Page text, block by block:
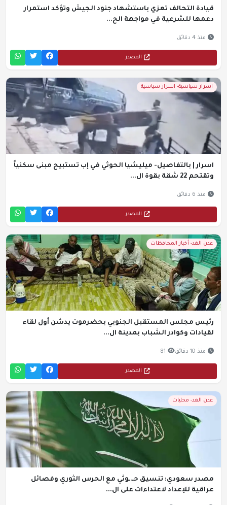
قيادة التحالف تعزي باستشهاد جنود الجيش وتؤكد استمرار
دعمها للشرعية في مواجهة الح...
منذ 4 دقائق
المصدر
اسرار سياسية- اسرار سياسية
اسرار | بالتفاصيل- ميليشيا الحوثي في إب تستبيح مبنى سكنياً
وتقتحم 22 شقة بقوة ال...
منذ 6 دقائق
المصدر
عدن الغد- أخبار المحافظات
رئيس مجلس المستقبل الجنوبي بحضرموت يدشن أول لقاء
لقيادات وكوادر الشباب بمدينة ال...
منذ 10 دقائق 81
المصدر
عدن الغد- محليات
مصدر سعودي: تنسيق حـ.ـوثي مع الحرس الثوري وفصائل
عراقية للإعداد لاعتداءات على ال...